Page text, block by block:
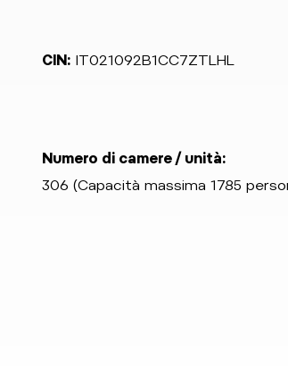
CIN: IT021092B1CC7ZTLHL
Numero di camere / unità:
306 (Capacità massima 1785